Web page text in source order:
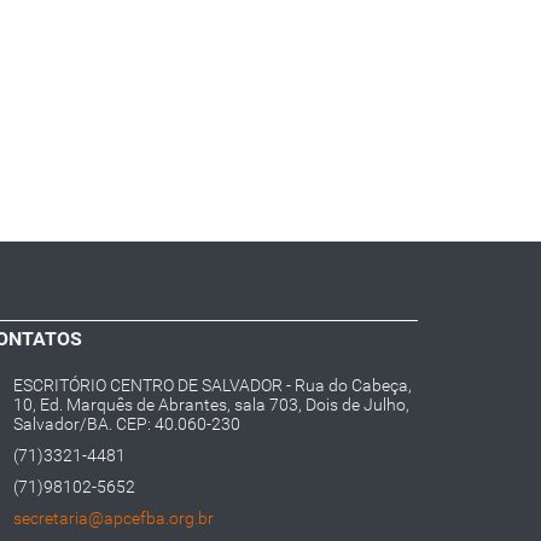
ESCRITÓRIO CENTRO DE SALVADOR - Rua do Cabeça,
10, Ed. Marquês de Abrantes, sala 703, Dois de Julho,
Salvador/BA. CEP: 40.060-230
(71)3321-4481
(71)98102-5652
secretaria@apcefba.org.br